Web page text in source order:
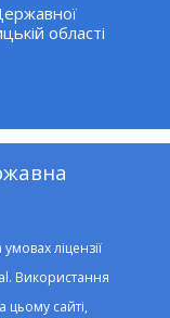
області
ліцензії
Використання
цьому сайті,